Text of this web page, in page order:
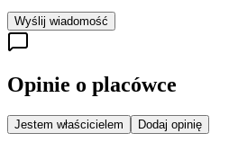
Wyślij wiadomość
Opinie o placówce
Jestem właścicielem Dodaj opinię